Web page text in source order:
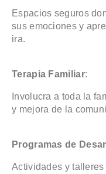
Espacios seguros
sus emociones y
ira.
Terapia Familiar:
Involucra a toda la
y mejora de la
Programas de
Actividades y